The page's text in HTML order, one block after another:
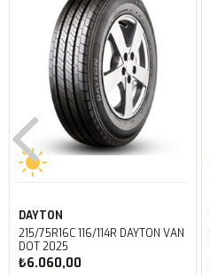
DAYTON
215/75R16C 116/114R DAYTON VAN
DOT 2025
₺6.060,00